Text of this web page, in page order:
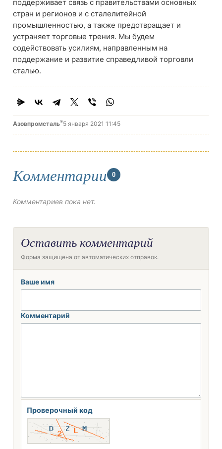
поддерживает связь с правительствами основных
стран и регионов и с сталелитейной
промышленностью, а также предотвращает и
устраняет торговые трения. Мы будем
содействовать усилиям, направленным на
поддержание и развитие справедливой торговли
сталью.
Азовпромсталь®5 января 2021 11:45
Комментарии 0
Комментариев пока нет.
Оставить комментарий
Форма защищена от автоматических отправок.
Ваше имя
Комментарий
Проверочный код